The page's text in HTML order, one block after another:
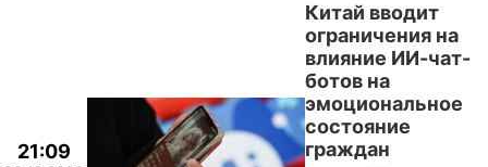
21:09
Китай вводит
ограничения на
влияние ИИ-чат-
ботов на
эмоциональное
состояние
граждан